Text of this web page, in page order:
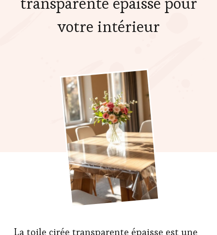
votre intérieur
La toile cirée transparente épaisse est une